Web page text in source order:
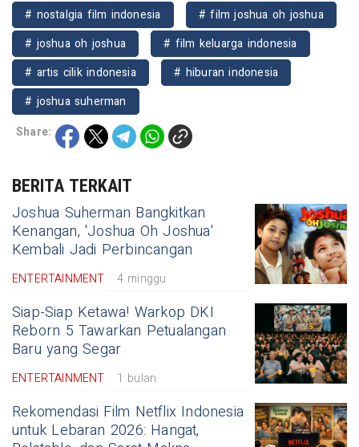
# nostalgia film indonesia
# film joshua oh joshua
# joshua oh joshua
# film keluarga indonesia
# artis cilik indonesia
# hiburan indonesia
# joshua suherman
Share:
BERITA TERKAIT
Joshua Suherman Bangkitkan
Kenangan, 'Joshua Oh Joshua'
Kembali Jadi Perbincangan
ENTERTAINMENT 4 minggu
Siap-Siap Ketawa! Warkop DKI
Reborn 5 Tawarkan Petualangan
Baru yang Segar
ENTERTAINMENT 1 bulan
Rekomendasi Film Netflix Indonesia
untuk Lebaran 2026: Hangat,